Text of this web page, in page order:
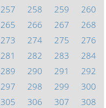
257 258 259
260
265 266 267
268
273 274 275
276
281 282 283
284
289 290 291
292
297 298 299
300
305 306 307
308